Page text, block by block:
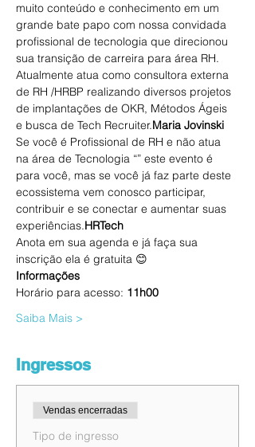
muito conteúdo e conhecimento em um
grande bate papo com nossa convidada
profissional de tecnologia que direcionou
sua transição de carreira para área RH.
Atualmente atua como consultora externa
de RH /HRBP realizando diversos projetos
de implantações de OKR, Métodos Ágeis
e busca de Tech Recruiter.Maria Jovinski
Se você é Profissional de RH e não atua
na área de Tecnologia “” este evento é
para você, mas se você já faz parte deste
ecossistema vem conosco participar,
contribuir e se conectar e aumentar suas
experiências.HRTech
Anota em sua agenda e já faça sua
inscrição ela é gratuita 😊
Informações
Horário para acesso: 11h00
Saiba Mais >
Ingressos
Vendas encerradas
Tipo de ingresso